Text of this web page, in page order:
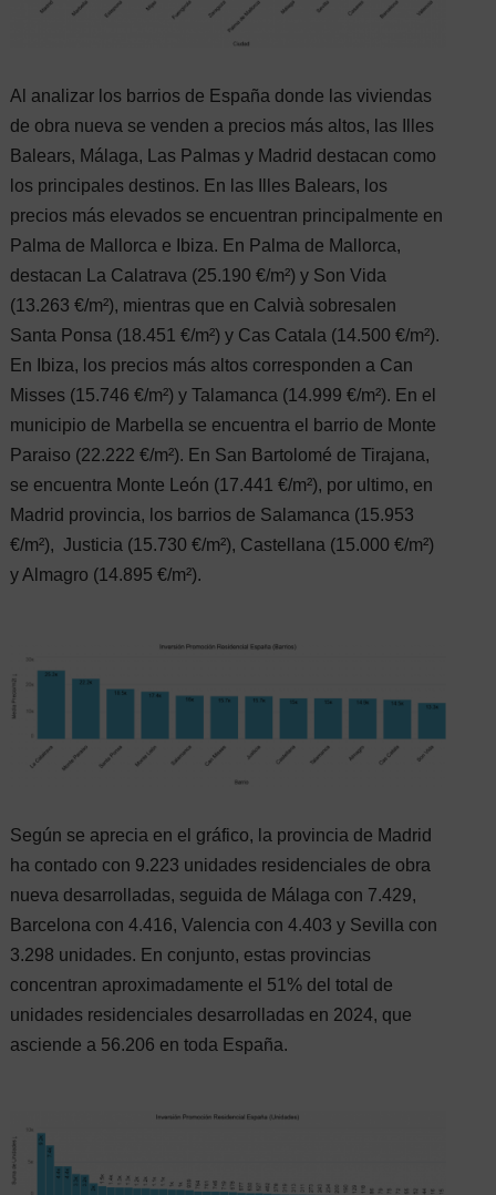
Al analizar los barrios de España donde las viviendas
de obra nueva se venden a precios más altos, las Illes
Balears, Málaga, Las Palmas y Madrid destacan como
los principales destinos. En las Illes Balears, los
precios más elevados se encuentran principalmente en
Palma de Mallorca e Ibiza. En Palma de Mallorca,
destacan La Calatrava (25.190 €/m²) y Son Vida
(13.263 €/m²), mientras que en Calvià sobresalen
Santa Ponsa (18.451 €/m²) y Cas Catala (14.500 €/m²).
En Ibiza, los precios más altos corresponden a Can
Misses (15.746 €/m²) y Talamanca (14.999 €/m²). En el
municipio de Marbella se encuentra el barrio de Monte
Paraiso (22.222 €/m²). En San Bartolomé de Tirajana,
se encuentra Monte León (17.441 €/m²), por ultimo, en
Madrid provincia, los barrios de Salamanca (15.953
€/m²), Justicia (15.730 €/m²), Castellana (15.000 €/m²)
y Almagro (14.895 €/m²).
Según se aprecia en el gráfico, la provincia de Madrid
ha contado con 9.223 unidades residenciales de obra
nueva desarrolladas, seguida de Málaga con 7.429,
Barcelona con 4.416, Valencia con 4.403 y Sevilla con
3.298 unidades. En conjunto, estas provincias
concentran aproximadamente el 51% del total de
unidades residenciales desarrolladas en 2024, que
asciende a 56.206 en toda España.